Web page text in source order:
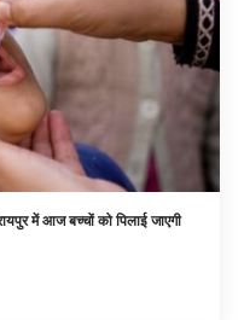
में आज बच्चों को पिलाई जाएगी